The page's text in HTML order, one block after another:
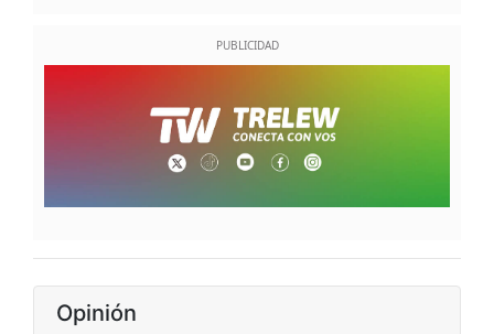
Opinión